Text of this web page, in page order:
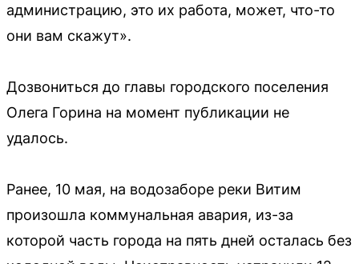
администрацию, это их работа, может, что-то
они вам скажут».
Дозвониться до главы городского поселения
Олега Горина на момент публикации не
удалось.
Ранее, 10 мая, на водозаборе реки Витим
произошла коммунальная авария, из-за
которой часть города на пять дней осталась без